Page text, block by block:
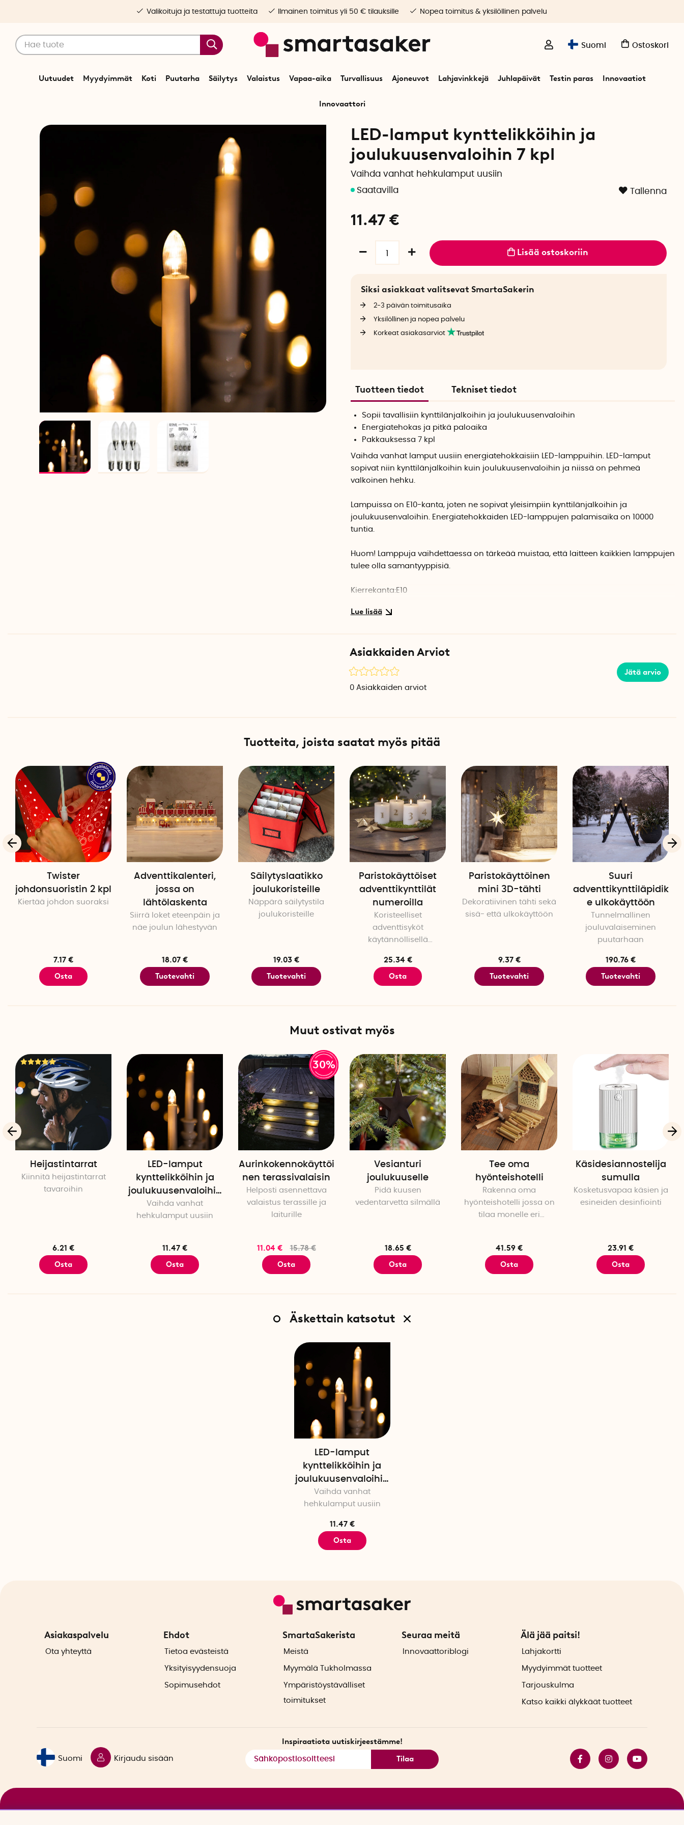
Suomi Ostoskori
Uutuudet Myydyimmät Koti Puutarha Säilytys Valaistus Vapaa-aika Turvallisuus Ajoneuvot Lahjavinkkejä Juhlapäivät Testin paras Innovaatiot
Innovaattori
Valikoituja ja testattuja tuotteita Ilmainen toimitus yli 50 € tilauksille Nopea toimitus & yksilöllinen palvelu
Jouluvalot LED-lamput kynttelikköihin ja joulukuusenvaloihin 7 kpl
LED-lamput kynttelikköihin ja
joulukuusenvaloihin 7 kpl
Vaihda vanhat hehkulamput uusiin
Tallenna
11.47€
Lisää ostoskoriin
Siksi asiakkaat valitsevat SmartaSakerin
2-3 päivän toimitusaika
Yksilöllinen ja nopea palvelu
Korkeat asiakasarviot
Tuotteen tiedot Tekniset tiedot
Sopii tavallisiin kynttilänjalkoihin ja joulukuusenvaloihin
Energiatehokas ja pitkä paloaika
Pakkauksessa 7 kpl
Vaihda vanhat lamput uusiin energiatehokkaisiin LED-lamppuihin. LED-lamput
sopivat niin kynttilänjalkoihin kuin joulukuusenvaloihin ja niissä on pehmeä
valkoinen hehku.
Lampuissa on E10-kanta, joten ne sopivat yleisimpiin kynttilänjalkoihin ja
joulukuusenvaloihin. Energiatehokkaiden LED-lamppujen palamisaika on 10000
tuntia.
Huom! Lamppuja vaihdettaessa on tärkeää muistaa, että laitteen kaikkien lamppujen
tulee olla samantyyppisiä.
Kierrekanta:E10
Paloaika: 10000 tuntia
Asiakkaiden Arviot
Jätä arvio
0 Asiakkaiden arviot
Tuotteita, joista saatat myös pitää
Twister
johdonsuoristin 2 kpl
Kiertää johdon suoraksi
7.17 €
Osta
Adventtikalenteri,
jossa on
lähtölaskenta
Siirrä loket eteenpäin ja
näe joulun lähestyvän
18.07 €
Tuotevahti
Säilytyslaatikko
joulukoristeille
Näppärä säilytystila
joulukoristeille
19.03 €
Tuotevahti
Paristokäyttöiset
adventtikynttilät
numeroilla
Koristeelliset
adventtisyköt
käytännöllisellä
25.34 €
Osta
Paristokäyttöinen
mini 3D-tähti
Dekoratiivinen tähti sekä
sisä- että ulkokäyttöön
9.37 €
Tuotevahti
Suuri
adventtikynttiläpidik
e ulkokäyttöön
Tunnelmallinen
jouluvalaiseminen
puutarhaan
190.76 €
Tuotevahti
Muut ostivat myös
Heijastintarrat
Kiinnitä heijastintarrat
tavaroihin
6.21 €
Osta
LED-lamput
kynttelikköihin ja
joulukuusenvaloihin
7 kpl
Vaihda vanhat
hehkulamput uusiin
11.47 €
Osta
30%
Aurinkokennokäyttöi
nen terassivalaisin
Helposti asennettava
valaistus terassille ja
laiturille
11.04 €
15.78 €
Osta
Vesianturi
joulukuuselle
Pidä kuusen
vedentarvetta silmällä
18.65 €
Osta
Tee oma
hyönteishotelli
Rakenna oma
hyönteishotelli jossa on
tilaa monelle eri
41.59 €
Osta
Käsidesiannostelija
sumulla
Kosketusvapaa käsien ja
esineiden desinfiointi
23.91 €
Osta
Äskettain katsotut
LED-lamput
kynttelikköihin ja
joulukuusenvaloihin
7 kpl
Vaihda vanhat
hehkulamput uusiin
11.47 €
Osta
Asiakaspalvelu
Ota yhteyttä
Ehdot
Tietoa evästeistä
Yksityisyydensuoja
Sopimusehdot
SmartaSakerista
Meistä
Myymälä Tukholmassa
Ympäristöystävälliset
toimitukset
Seuraa meitä
Innovaattoriblogi
Älä jää paitsi!
Lahjakortti
Myydyimmät tuotteet
Tarjouskulma
Katso kaikki älykkäät tuotteet
Suomi Kirjaudu sisään
Inspiraatiota uutiskirjeestämme!
Tilaa